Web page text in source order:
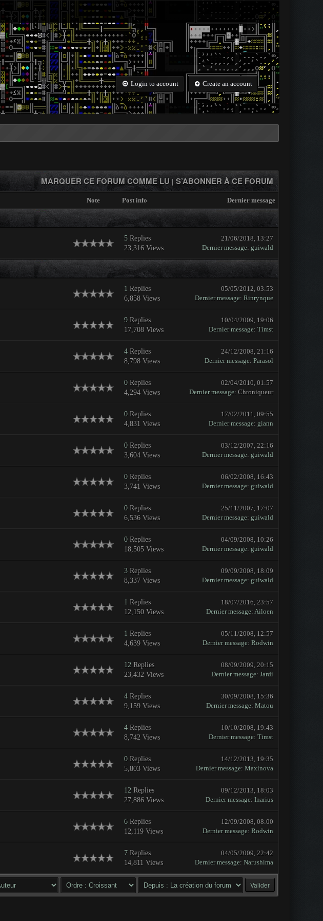
Login to account Create an account
MARQUER CE FORUM COMME LU| S’ABONNER À CE FORUM
Note Post info Dernier message
5Replies
23,316 Views
21/06/2018, 13:27
Dernier message: guiwald
1 Replies
6,858 Views
05/05/2012, 03:53
Dernier message: Rinrynque
9Replies
17,708 Views
10/04/2009, 19:06
Dernier message: Timst
4Replies
8,798 Views
24/12/2008, 21:16
Dernier message: Parasol
0Replies
4,294 Views
02/04/2010, 01:57
Dernier message: Chroniqueur
0Replies
4,831 Views
17/02/2011, 09:55
Dernier message: giann
0Replies
3,604 Views
03/12/2007, 22:16
Dernier message: guiwald
0Replies
3,741 Views
06/02/2008, 16:43
Dernier message: guiwald
0Replies
6,536 Views
25/11/2007, 17:07
Dernier message: guiwald
0Replies
18,505 Views
04/09/2008, 10:26
Dernier message: guiwald
3Replies
8,337 Views
09/09/2008, 18:09
Dernier message: guiwald
1 Replies
12,150 Views
18/07/2016, 23:57
Dernier message: Ailoen
1 Replies
4,639 Views
05/11/2008, 12:57
Dernier message: Rodwin
12Replies
23,432 Views
08/09/2009, 20:15
Dernier message: Jardi
4Replies
9,159 Views
30/09/2008, 15:36
Dernier message: Matou
4Replies
8,742 Views
10/10/2008, 19:43
Dernier message: Timst
0Replies
5,803 Views
14/12/2013, 19:35
Dernier message: Maxinova
12Replies
27,886 Views
09/12/2013, 18:03
Dernier message: Inarius
6Replies
12,119 Views
12/09/2008, 08:00
Dernier message: Rodwin
7Replies
14,811 Views
04/05/2009, 22:42
Dernier message: Narushima